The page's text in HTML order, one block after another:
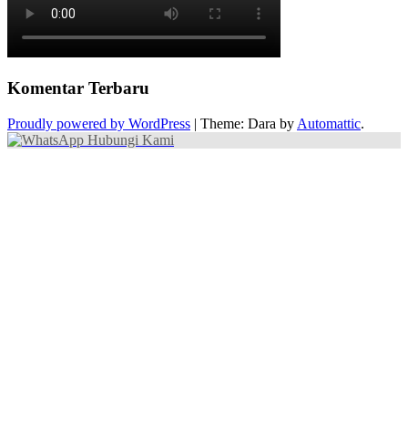
Komentar Terbaru
Proudly powered by WordPress | Theme: Dara by Automattic.
Hubungi Kami